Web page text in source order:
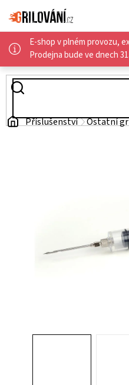
na
obsah
E-shop v plném provozu,
Prodejna bude ve dnech
AKČNÍ
NABÍDKA
Domů
Příslušenství Ostatní